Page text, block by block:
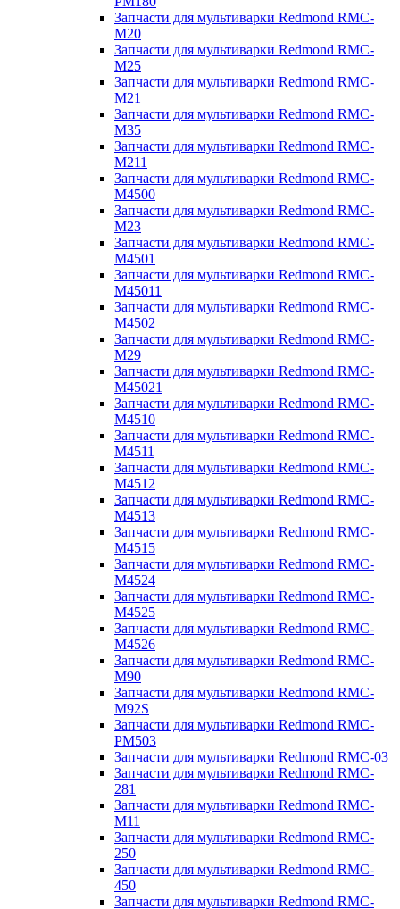
Запчасти для мультиварки Redmond RMC-
M20
Запчасти для мультиварки Redmond RMC-
M25
Запчасти для мультиварки Redmond RMC-
M21
Запчасти для мультиварки Redmond RMC-
M35
Запчасти для мультиварки Redmond RMC-
M211
Запчасти для мультиварки Redmond RMC-
M4500
Запчасти для мультиварки Redmond RMC-
M23
Запчасти для мультиварки Redmond RMC-
M4501
Запчасти для мультиварки Redmond RMC-
M45011
Запчасти для мультиварки Redmond RMC-
M4502
Запчасти для мультиварки Redmond RMC-
M29
Запчасти для мультиварки Redmond RMC-
M45021
Запчасти для мультиварки Redmond RMC-
M4510
Запчасти для мультиварки Redmond RMC-
M4511
Запчасти для мультиварки Redmond RMC-
M4512
Запчасти для мультиварки Redmond RMC-
M4513
Запчасти для мультиварки Redmond RMC-
M4515
Запчасти для мультиварки Redmond RMC-
M4524
Запчасти для мультиварки Redmond RMC-
M4525
Запчасти для мультиварки Redmond RMC-
M4526
Запчасти для мультиварки Redmond RMC-
M90
Запчасти для мультиварки Redmond RMC-
M92S
Запчасти для мультиварки Redmond RMC-
PM503
Запчасти для мультиварки Redmond RMC-03
Запчасти для мультиварки Redmond RMC-
281
Запчасти для мультиварки Redmond RMC-
M11
Запчасти для мультиварки Redmond RMC-
250
Запчасти для мультиварки Redmond RMC-
450
Запчасти для мультиварки Redmond RMC-